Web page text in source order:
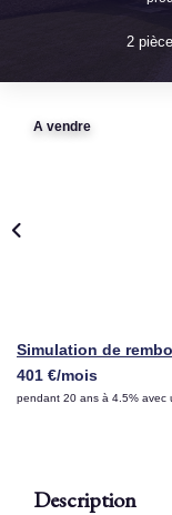
2
A vendre
Simulation de
401 €/mois
pendant 20 ans à 4.5% avec
Description